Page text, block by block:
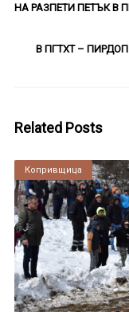
НА РАЗПЕТИ ПЕТЪК В
В ПГТХТ – ПИРДОП
Related Posts
Копривщица